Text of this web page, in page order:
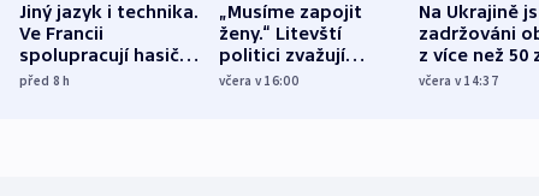
Jiný jazyk i technika.
Ve Francii
spolupracují hasiči z
různých zemí
před 8h
„Musíme zapojit
ženy.“ Litevští
politici zvažují
dohodu o
včera v 16:00
Na Ukrajině
zadržováni
z více než 50
Bojovali na
včera v 14:37